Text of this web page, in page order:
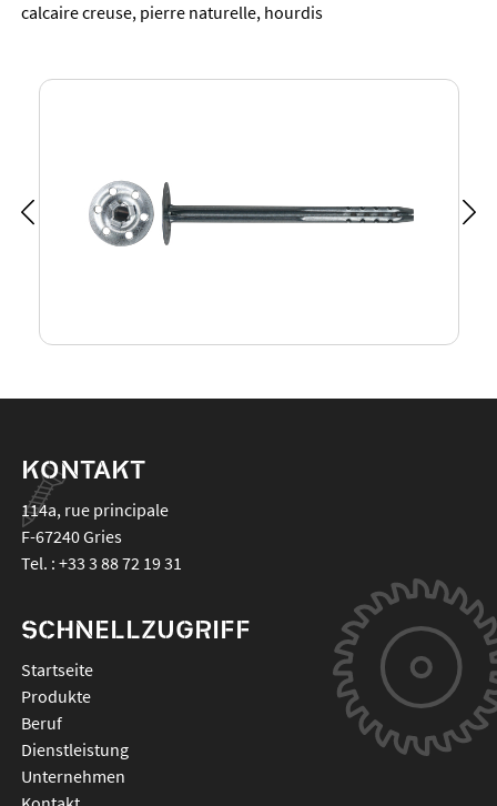
calcaire creuse, pierre naturelle, hourdis
KONTAKT
114a, rue principale
F-67240Gries
Tel. : +33 3 88 72 19 31
SCHNELLZUGRIFF
Startseite
Produkte
Beruf
Dienstleistung
Unternehmen